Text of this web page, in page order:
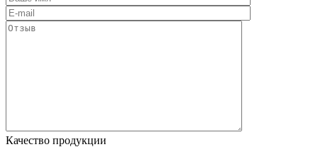
Качество продукции